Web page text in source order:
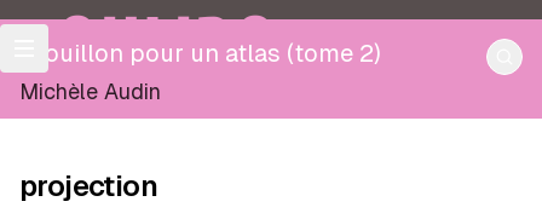
OULIPO
Brouillon pour un atlas (tome 2)
Michèle Audin
projection